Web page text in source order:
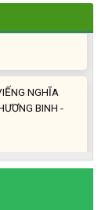
SAU SÁP
BINH -
CƯ M’GAR